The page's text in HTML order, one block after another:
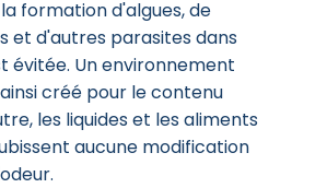
formation d'algues, de
et d'autres parasites dans
évitée. Un environnement
créé pour le contenu
les liquides et les aliments
aucune modification